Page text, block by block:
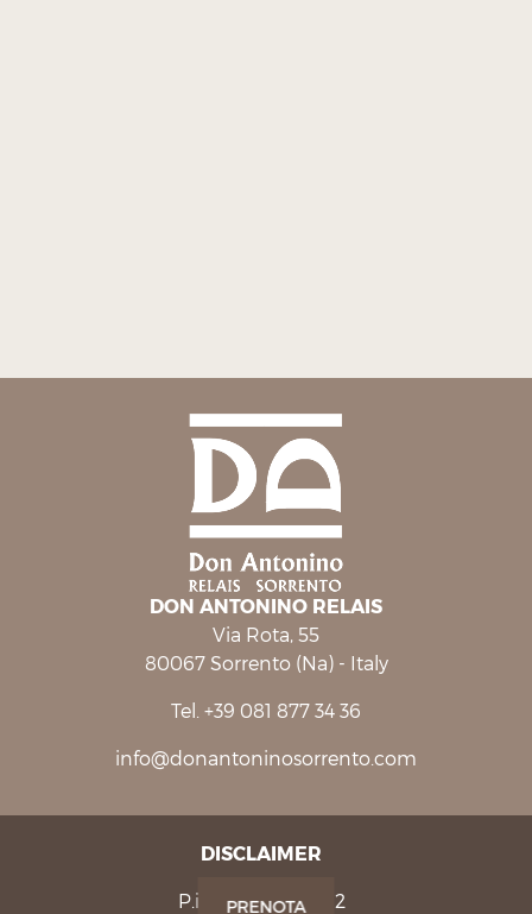
PRENOTA
DON ANTONINO RELAIS
Via Rota, 55
80067 Sorrento (Na) - Italy
Tel. +39 081 877 34 36
info@donantoninosorrento.com
DISCLAIMER
P.iva: 08284691212